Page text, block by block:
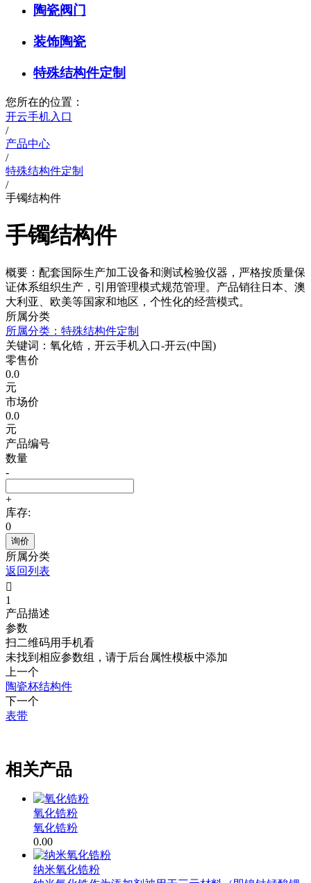
陶瓷阀门
装饰陶瓷
特殊结构件定制
您所在的位置：
开云手机入口
/
产品中心
/
特殊结构件定制
/
手镯结构件
手镯结构件
概要：配套国际生产加工设备和测试检验仪器，严格按质量保
证体系组织生产，引用管理模式规范管理。产品销往日本、澳
大利亚、欧美等国家和地区，个性化的经营模式。
所属分类
所属分类：特殊结构件定制
关键词：氧化锆，开云手机入口-开云(中国)
零售价
0.0
元
市场价
0.0
元
产品编号
数量
-
+
库存:
0
询价
所属分类
返回列表

1
产品描述
参数
扫二维码用手机看
未找到相应参数组，请于后台属性模板中添加
上一个
陶瓷杯结构件
下一个
表带
相关产品
氧化锆粉
氧化锆粉
0.00
纳米氧化锆粉